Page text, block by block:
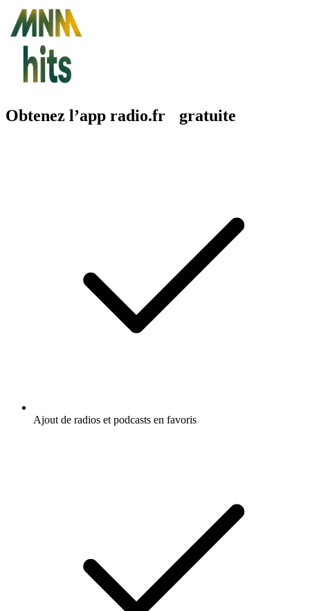
Obtenez l’app radio.fr gratuite
Ajout de radios et podcasts en favoris